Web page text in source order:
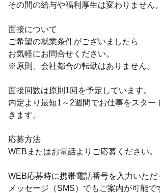
その間の給与や福利厚生は変わりません。
面接について
ご希望の就業条件がございましたら
お気軽にお問合せください。
※原則、会社都合の転勤はありません。
面接回数は原則1回を予定しています。
内定より最短1～2週間でお仕事をスター
きます。
応募方法
WEBまたはお電話よりご応募ください。
WEB応募時に携帯電話番号を入力いただ
メッセージ（SMS）でもご案内が可能で